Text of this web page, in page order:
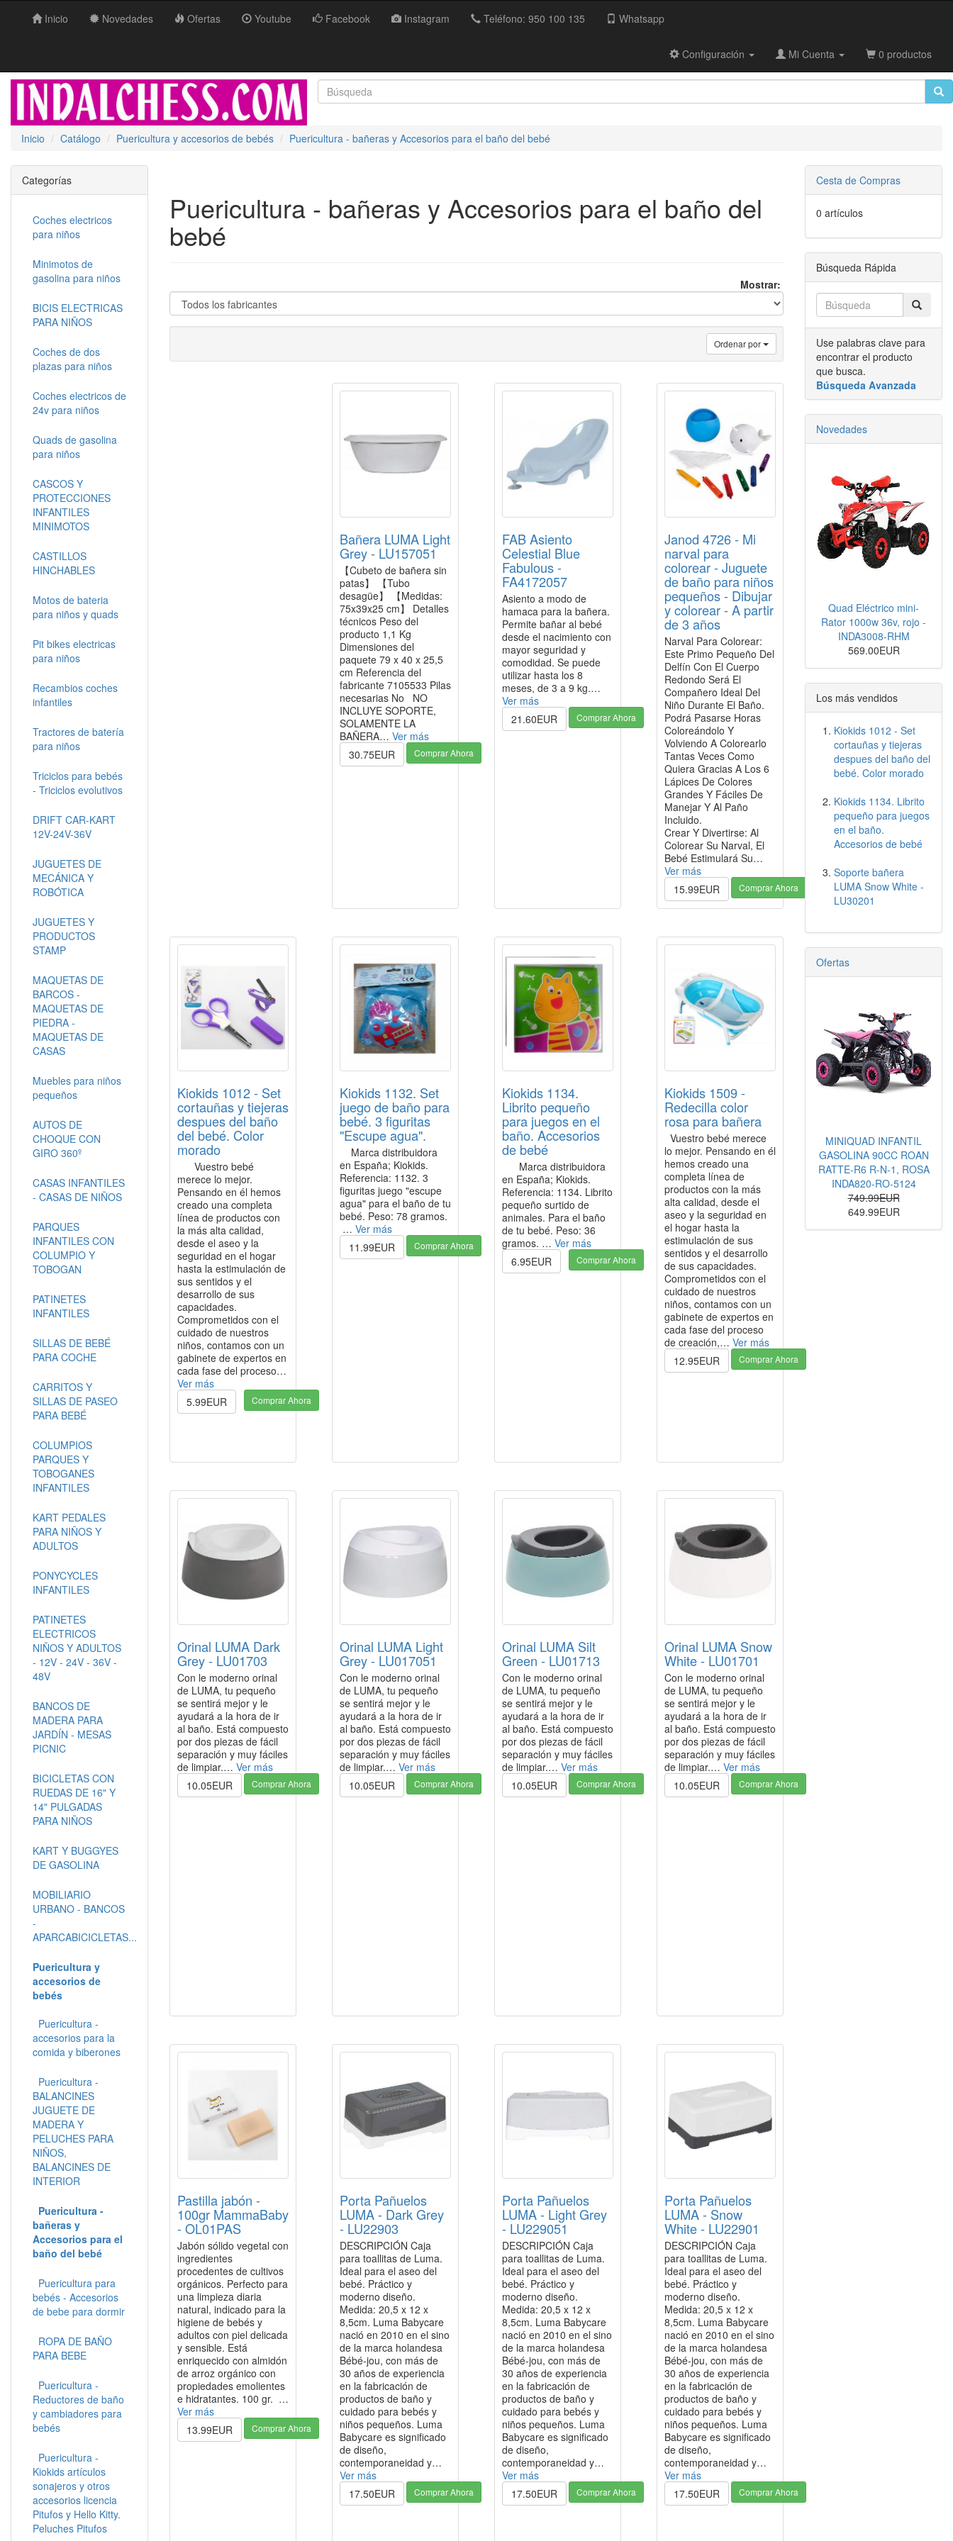
Inicio Novedades Ofertas Youtube Facebook Instagram Teléfono: 950 100 135 Whatsapp
Configuración Mi Cuenta 0 productos
Inicio Catálogo Puericultura y accesorios de bebés Puericultura - bañeras y Accesorios para el baño del bebé
Puericultura - bañeras y Accesorios para el baño del
bebé
Mostrar:
Ordenar por
Bañera LUMA Light
Grey - LU157051
【Cubeto de bañera sin
patas】 【Tubo
desagüe】 【Medidas:
75x39x25 cm】 Detalles
técnicos Peso del
producto 1,1 Kg
Dimensiones del
paquete 79 x 40 x 25,5
cm Referencia del
fabricante 7105533 Pilas
necesarias No NO
INCLUYE SOPORTE,
SOLAMENTE LA
BAÑERA… Ver más
30.75EUR
Comprar Ahora
FAB Asiento
Celestial Blue
Fabulous -
FA4172057
Asiento a modo de
hamaca para la bañera.
Permite bañar al bebé
desde el nacimiento con
mayor seguridad y
comodidad. Se puede
utilizar hasta los 8
meses, de 3 a 9 kg.…
Ver más
21.60EUR
Comprar Ahora
Janod 4726 - Mi
narval para
colorear - Juguete
de baño para niños
pequeños - Dibujar
y colorear - A partir
de 3 años
Narval Para Colorear:
Este Primo Pequeño Del
Delfín Con El Cuerpo
Redondo Será El
Compañero Ideal Del
Niño Durante El Baño.
Podrá Pasarse Horas
Coloreándolo Y
Volviendo A Colorearlo
Tantas Veces Como
Quiera Gracias A Los 6
Lápices De Colores
Grandes Y Fáciles De
Manejar Y Al Paño
Incluido.
Crear Y Divertirse: Al
Colorear Su Narval, El
Bebé Estimulará Su…
Ver más
15.99EUR
Comprar Ahora
Kiokids 1012 - Set
cortauñas y tiejeras
despues del baño
del bebé. Color
morado
Vuestro bebé
merece lo mejor.
Pensando en él hemos
creado una completa
línea de productos con
la más alta calidad,
desde el aseo y la
seguridad en el hogar
hasta la estimulación de
sus sentidos y el
desarrollo de sus
capacidades.
Comprometidos con el
cuidado de nuestros
niños, contamos con un
gabinete de expertos en
cada fase del proceso…
Ver más
5.99EUR
Comprar Ahora
Kiokids 1132. Set
juego de baño para
bebé. 3 figuritas
"Escupe agua".
Marca distribuidora
en España; Kiokids.
Referencia: 1132. 3
figuritas juego "escupe
agua" para el baño de tu
bebé. Peso: 78 gramos.
… Ver más
11.99EUR
Comprar Ahora
Kiokids 1134.
Librito pequeño
para juegos en el
baño. Accesorios
de bebé
Marca distribuidora
en España; Kiokids.
Referencia: 1134. Librito
pequeño surtido de
animales. Para el baño
de tu bebé. Peso: 36
gramos. … Ver más
6.95EUR
Comprar Ahora
Kiokids 1509 -
Redecilla color
rosa para bañera
Vuestro bebé merece
lo mejor. Pensando en él
hemos creado una
completa línea de
productos con la más
alta calidad, desde el
aseo y la seguridad en
el hogar hasta la
estimulación de sus
sentidos y el desarrollo
de sus capacidades.
Comprometidos con el
cuidado de nuestros
niños, contamos con un
gabinete de expertos en
cada fase del proceso
de creación,… Ver más
12.95EUR
Comprar Ahora
Orinal LUMA Dark
Grey - LU01703
Con le moderno orinal
de LUMA, tu pequeño
se sentirá mejor y le
ayudará a la hora de ir
al baño. Está compuesto
por dos piezas de fácil
separación y muy fáciles
de limpiar.… Ver más
10.05EUR
Comprar Ahora
Orinal LUMA Light
Grey - LU017051
Con le moderno orinal
de LUMA, tu pequeño
se sentirá mejor y le
ayudará a la hora de ir
al baño. Está compuesto
por dos piezas de fácil
separación y muy fáciles
de limpiar.… Ver más
10.05EUR
Comprar Ahora
Orinal LUMA Silt
Green - LU01713
Con le moderno orinal
de LUMA, tu pequeño
se sentirá mejor y le
ayudará a la hora de ir
al baño. Está compuesto
por dos piezas de fácil
separación y muy fáciles
de limpiar.… Ver más
10.05EUR
Comprar Ahora
Orinal LUMA Snow
White - LU01701
Con le moderno orinal
de LUMA, tu pequeño
se sentirá mejor y le
ayudará a la hora de ir
al baño. Está compuesto
por dos piezas de fácil
separación y muy fáciles
de limpiar.… Ver más
10.05EUR
Comprar Ahora
Pastilla jabón -
100gr MammaBaby
- OL01PAS
Jabón sólido vegetal con
ingredientes
procedentes de cultivos
orgánicos. Perfecto para
una limpieza diaria
natural, indicado para la
higiene de bebés y
adultos con piel delicada
y sensible. Está
enriquecido con almidón
de arroz orgánico con
propiedades emolientes
e hidratantes. 100 gr. …
Ver más
13.99EUR
Comprar Ahora
Porta Pañuelos
LUMA - Dark Grey
- LU22903
DESCRIPCIÓN Caja
para toallitas de Luma.
Ideal para el aseo del
bebé. Práctico y
moderno diseño.
Medida: 20,5 x 12 x
8,5cm. Luma Babycare
nació en 2010 en el sino
de la marca holandesa
Bébé-jou, con más de
30 años de experiencia
en la fabricación de
productos de baño y
cuidado para bebés y
niños pequeños. Luma
Babycare es significado
de diseño,
contemporaneidad y…
Ver más
17.50EUR
Comprar Ahora
Porta Pañuelos
LUMA - Light Grey
- LU229051
DESCRIPCIÓN Caja
para toallitas de Luma.
Ideal para el aseo del
bebé. Práctico y
moderno diseño.
Medida: 20,5 x 12 x
8,5cm. Luma Babycare
nació en 2010 en el sino
de la marca holandesa
Bébé-jou, con más de
30 años de experiencia
en la fabricación de
productos de baño y
cuidado para bebés y
niños pequeños. Luma
Babycare es significado
de diseño,
contemporaneidad y…
Ver más
17.50EUR
Comprar Ahora
Porta Pañuelos
LUMA - Snow
White - LU22901
DESCRIPCIÓN Caja
para toallitas de Luma.
Ideal para el aseo del
bebé. Práctico y
moderno diseño.
Medida: 20,5 x 12 x
8,5cm. Luma Babycare
nació en 2010 en el sino
de la marca holandesa
Bébé-jou, con más de
30 años de experiencia
en la fabricación de
productos de baño y
cuidado para bebés y
niños pequeños. Luma
Babycare es significado
de diseño,
contemporaneidad y…
Ver más
17.50EUR
Comprar Ahora
Categorías
Coches electricos
para niños
Minimotos de
gasolina para niños
BICIS ELECTRICAS
PARA NIÑOS
Coches de dos
plazas para niños
Coches electricos de
24v para niños
Quads de gasolina
para niños
CASCOS Y
PROTECCIONES
INFANTILES
MINIMOTOS
CASTILLOS
HINCHABLES
Motos de bateria
para niños y quads
Pit bikes electricas
para niños
Recambios coches
infantiles
Tractores de batería
para niños
Triciclos para bebés
- Triciclos evolutivos
DRIFT CAR-KART
12V-24V-36V
JUGUETES DE
MECÁNICA Y
ROBÓTICA
JUGUETES Y
PRODUCTOS
STAMP
MAQUETAS DE
BARCOS -
MAQUETAS DE
PIEDRA -
MAQUETAS DE
CASAS
Muebles para niños
pequeños
AUTOS DE
CHOQUE CON
GIRO 360º
CASAS INFANTILES
- CASAS DE NIÑOS
PARQUES
INFANTILES CON
COLUMPIO Y
TOBOGAN
PATINETES
INFANTILES
SILLAS DE BEBÉ
PARA COCHE
CARRITOS Y
SILLAS DE PASEO
PARA BEBÉ
COLUMPIOS
PARQUES Y
TOBOGANES
INFANTILES
KART PEDALES
PARA NIÑOS Y
ADULTOS
PONYCYCLES
INFANTILES
PATINETES
ELECTRICOS
NIÑOS Y ADULTOS
- 12V - 24V - 36V -
48V
BANCOS DE
MADERA PARA
JARDÍN - MESAS
PICNIC
BICICLETAS CON
RUEDAS DE 16" Y
14" PULGADAS
PARA NIÑOS
KART Y BUGGYES
DE GASOLINA
MOBILIARIO
URBANO - BANCOS
-
APARCABICICLETAS...
Puericultura y
accesorios de
bebés
Puericultura -
accesorios para la
comida y biberones
Puericultura -
BALANCINES
JUGUETE DE
MADERA Y
PELUCHES PARA
NIÑOS,
BALANCINES DE
INTERIOR
Puericultura -
bañeras y
Accesorios para el
baño del bebé
Puericultura para
bebés - Accesorios
de bebe para dormir
ROPA DE BAÑO
PARA BEBE
Puericultura -
Reductores de baño
y cambiadores para
bebés
Puericultura -
Kiokids artículos
sonajeros y otros
accesorios licencia
Pitufos y Hello Kitty.
Peluches Pitufos
Cesta de Compras
0 artículos
Búsqueda Rápida
Use palabras clave para
encontrar el producto
que busca.
Búsqueda Avanzada
Novedades
Quad Eléctrico mini-
Rator 1000w 36v, rojo -
INDA3008-RHM
569.00EUR
Los más vendidos
Kiokids 1012 - Set
cortauñas y tiejeras
despues del baño del
bebé. Color morado
Kiokids 1134. Librito
pequeño para juegos
en el baño.
Accesorios de bebé
Soporte bañera
LUMA Snow White -
LU30201
Ofertas
MINIQUAD INFANTIL
GASOLINA 90CC ROAN
RATTE-R6 R-N-1, ROSA
INDA820-RO-5124
749.99EUR
649.99EUR